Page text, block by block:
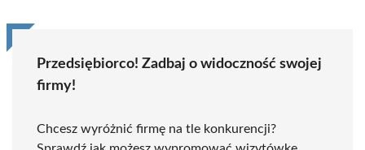
Przedsiębiorco! Zadbaj o widoczność swojej
firmy!
Chcesz wyróżnić firmę na tle konkurencji?